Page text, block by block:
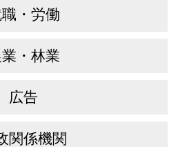
・労働
業・林業
広告
関係機関